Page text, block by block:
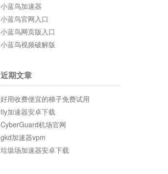
小蓝鸟加速器
小蓝鸟官网入口
小蓝鸟网页版入口
小蓝鸟视频破解版
近期文章
好用收费便宜的梯子免费试用
tly加速器安卓下载
CyberGuard机场官网
gkd加速器vpm
垃圾场加速器安卓下载